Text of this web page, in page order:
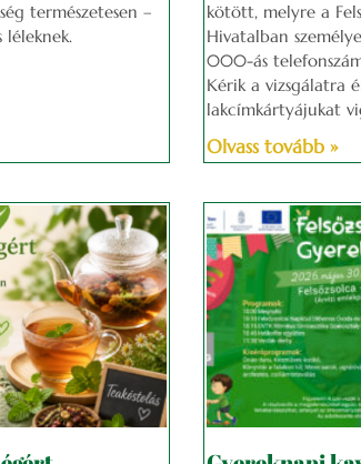
természetesen –
léleknek.
kötött, melyre a
Hivatalban
000-ás
Kérik a vizsgálatra
lakcímkártyájukat
Olvass tovább »